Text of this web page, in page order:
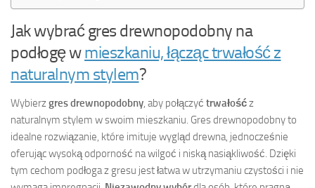
Jak wybrać gres drewnopodobny na
podłogę wmieszkaniu, łącząc trwałość z
naturalnym stylem?
Wybierzgres drewnopodobny , aby połączyć trwałośćz
naturalnym stylem w swoim mieszkaniu. Gres drewnopodobny to
idealne rozwiązanie, które imituje wygląd drewna, jednocześnie
oferując wysoką odporność na wilgoć i niską nasiąkliwość. Dzięki
tym cechom podłoga z gresu jest łatwa w utrzymaniu czystości i nie